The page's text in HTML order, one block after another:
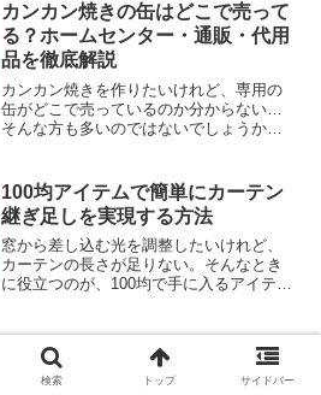
カンカン焼きの缶はどこで売って
る？ホームセンター・通販・代用
品を徹底解説
カンカン焼きを作りたいけれど、専用の
缶がどこで売っているのか分からない…
そんな方も多いのではないでしょうか。
外と簡単に手に入ります。さらに、もし
缶が見つからなくても、鍋...
100均アイテムで簡単にカーテン
継ぎ足しを実現する方法
窓から差し込む光を調整したいけれど、
カーテンの長さが足りない。そんなとき
に役立つのが、100均で手に入るアイテム
事では、必要な道具か...
コンビニのホットスナックが気ま
ずい理由と今すぐできる対処法
検索 トップ サイドバー